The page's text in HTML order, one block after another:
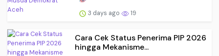
3 days ago 19
Cara Cek Status Penerima PIP 2026
hingga Mekanisme...